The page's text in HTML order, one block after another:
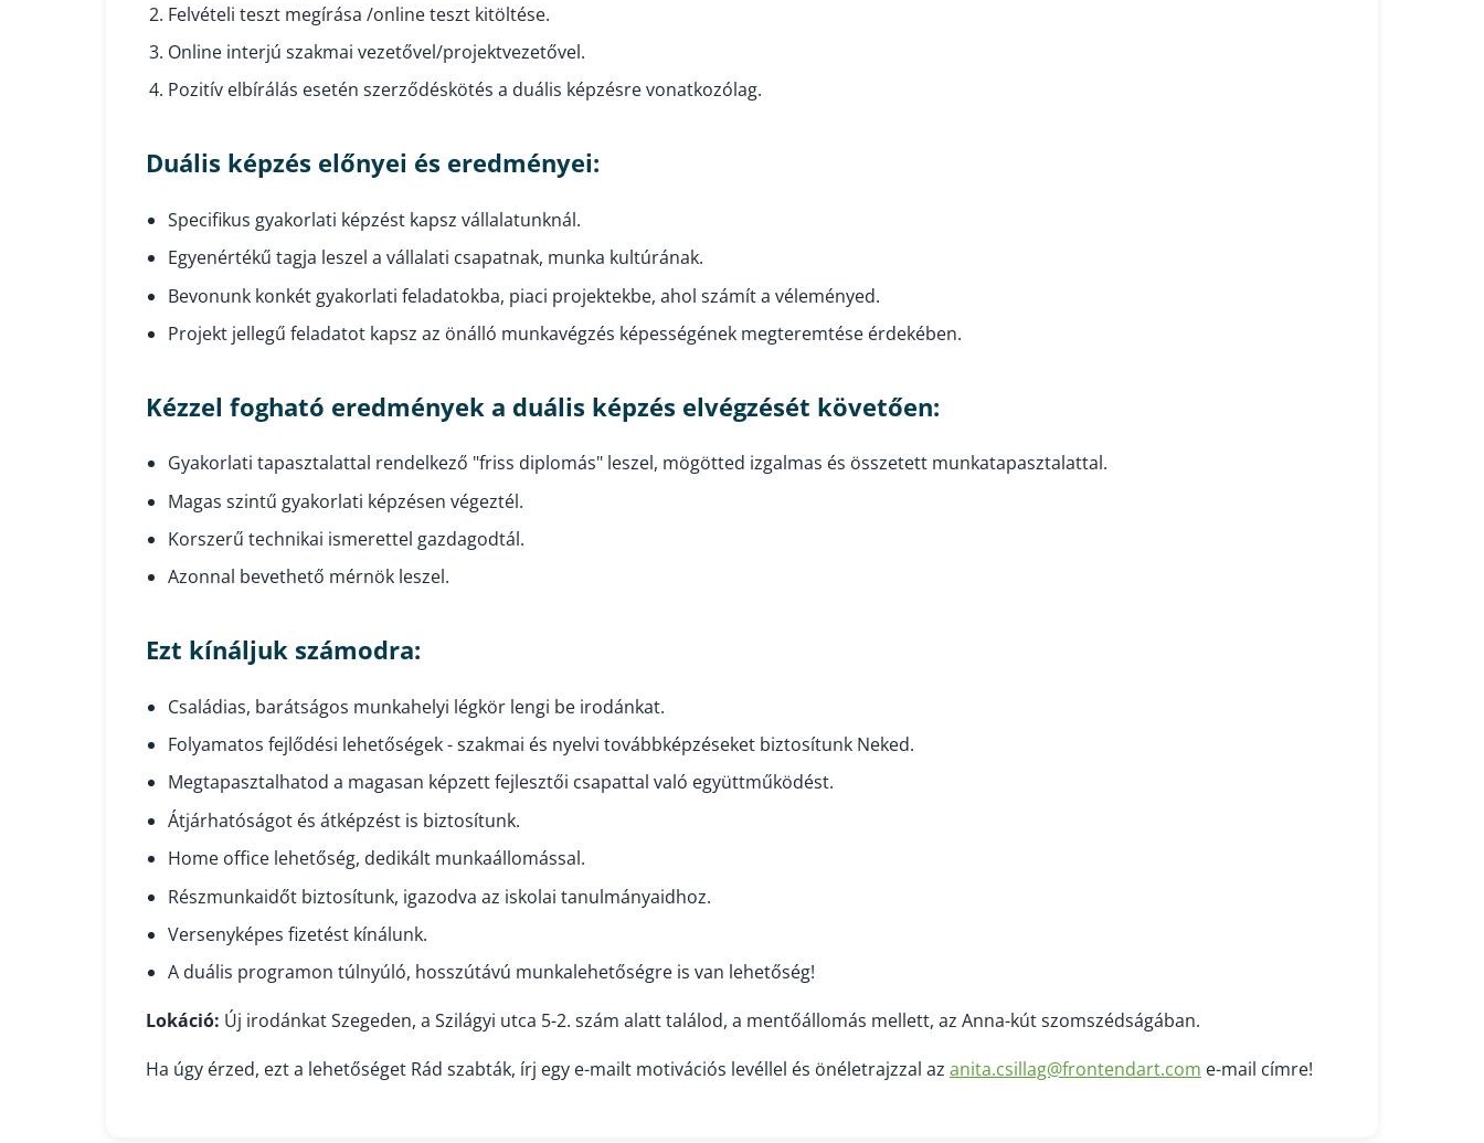
Felvételi teszt megírása /online teszt kitöltése.
Online interjú szakmai vezetővel/projektvezetővel.
Pozitív elbírálás esetén szerződéskötés a duális képzésre vonatkozólag.
Duális képzés előnyei és eredményei:
Specifikus gyakorlati képzést kapsz vállalatunknál.
Egyenértékű tagja leszel a vállalati csapatnak, munka kultúrának.
Bevonunk konkét gyakorlati feladatokba, piaci projektekbe, ahol számít a véleményed.
Projekt jellegű feladatot kapsz az önálló munkavégzés képességének megteremtése érdekében.
Kézzel fogható eredmények a duális képzés elvégzését követően:
Gyakorlati tapasztalattal rendelkező "friss diplomás" leszel, mögötted izgalmas és összetett munkatapasztalattal.
Magas szintű gyakorlati képzésen végeztél.
Korszerű technikai ismerettel gazdagodtál.
Azonnal bevethető mérnök leszel.
Ezt kínáljuk számodra:
Családias, barátságos munkahelyi légkör lengi be irodánkat.
Folyamatos fejlődési lehetőségek - szakmai és nyelvi továbbképzéseket biztosítunk Neked.
Megtapasztalhatod a magasan képzett fejlesztői csapattal való együttműködést.
Átjárhatóságot és átképzést is biztosítunk.
Home office lehetőség, dedikált munkaállomással.
Részmunkaidőt biztosítunk, igazodva az iskolai tanulmányaidhoz.
Versenyképes fizetést kínálunk.
A duális programon túlnyúló, hosszútávú munkalehetőségre is van lehetőség!
Lokáció: Új irodánkat Szegeden, a Szilágyi utca 5-2. szám alatt találod, a mentőállomás mellett, az Anna-kút szomszédságában.
Ha úgy érzed, ezt a lehetőséget Rád szabták, írj egy e-mailt motivációs levéllel és önéletrajzzal az anita.csillag@frontendart.com e-mail címre!